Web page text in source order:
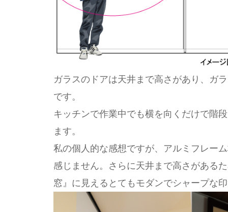
ガラスのドアは天井まで高さがあり、ガ
です。
キッチンで作業中でも横を向くだけで階
ます。
私の個人的な感想ですが、アルミフレー
感じません。さらに天井まで高さがある
窓』に見えるとてもモダンでシャープな